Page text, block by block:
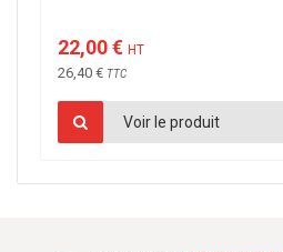
22,00 € HT
26,40 € TTC
Voir le produit